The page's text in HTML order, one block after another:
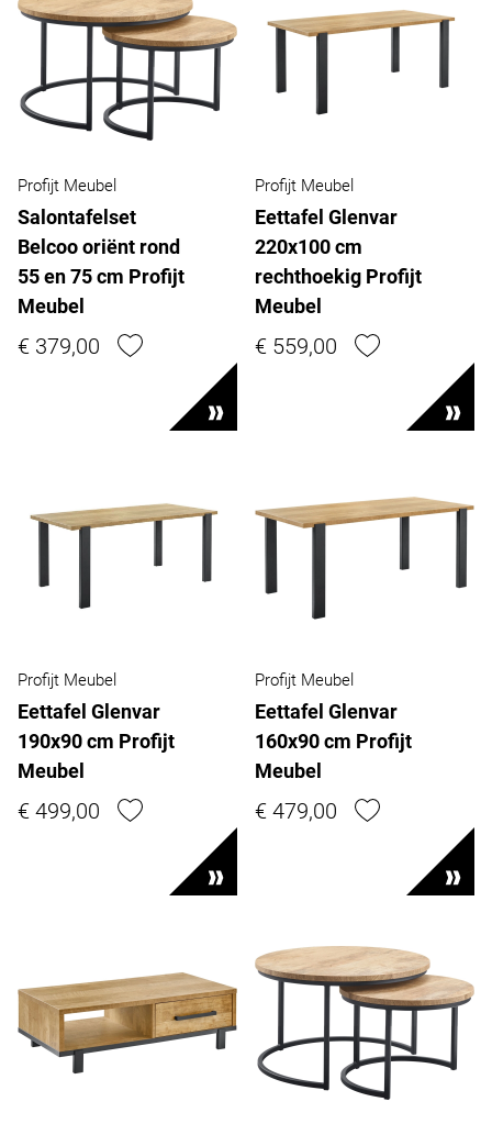
Profijt Meubel
Salontafelset
Belcoo oriënt rond
55 en 75 cm Profijt
Meubel
€ 379,00
Profijt Meubel
Eettafel Glenvar
220x100 cm
rechthoekig Profijt
Meubel
€ 559,00
Profijt Meubel
Eettafel Glenvar
190x90 cm Profijt
Meubel
€ 499,00
Profijt Meubel
Eettafel Glenvar
160x90 cm Profijt
Meubel
€ 479,00